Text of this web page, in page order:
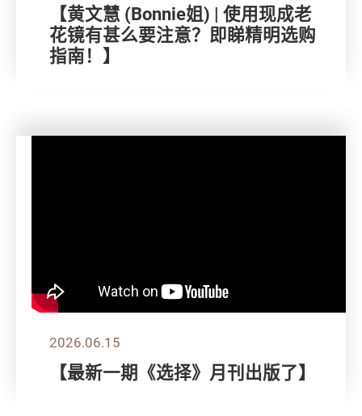
【黄文慧 (Bonnie姐) | 使用现成老
花镜有甚么要注意？即睇精明选购
指南！】
2026.06.15
【最新一期《选择》月刊出版了】